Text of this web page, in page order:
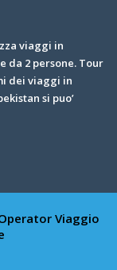
viaggi in
da 2 persone. Tour
dei viaggi in
si puo’
Viaggio